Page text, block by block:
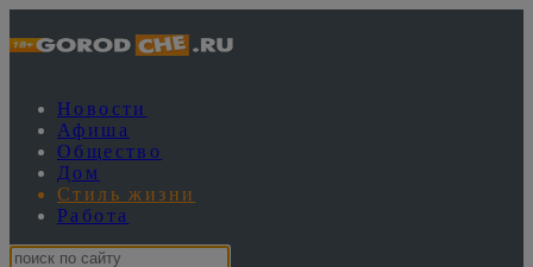
Новости
Афиша
Общество
Дом
Стиль жизни
Работа